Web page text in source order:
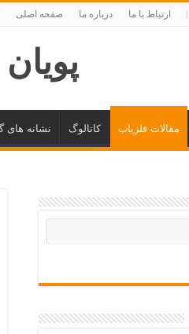
ارتباط با ما درباره ما صفحه اصلی
پویان
مقالات فلزیاب کاتالوگ نشانه های